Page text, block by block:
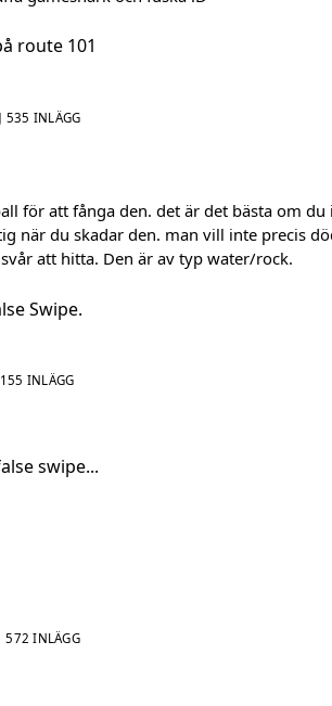
route 101
535 INLÄGG
för att fånga den. det är det bästa om du
när du skadar den. man vill inte precis
att hitta. Den är av typ water/rock.
Swipe.
155 INLÄGG
swipe...
572 INLÄGG